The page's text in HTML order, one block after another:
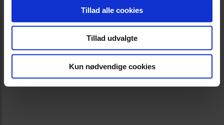
Tillad alle cookies
Tillad udvalgte
Kun nødvendige cookies